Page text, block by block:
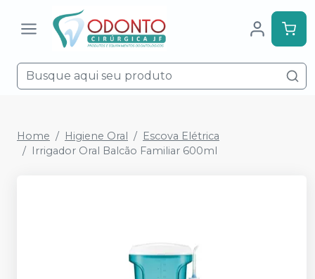
Home Higiene Oral
Escova Elétrica
Irrigador Oral Balcão Familiar 600ml